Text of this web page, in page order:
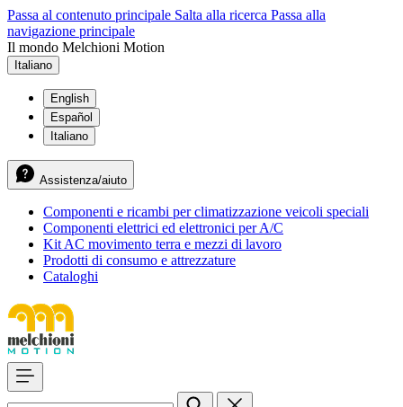
Passa al contenuto principale Salta alla ricerca Passa alla
navigazione principale
Il mondo Melchioni Motion
Italiano
English
Español
Italiano
Assistenza/aiuto
Componenti e ricambi per climatizzazione veicoli speciali
Componenti elettrici ed elettronici per A/C
Kit AC movimento terra e mezzi di lavoro
Prodotti di consumo e attrezzature
Cataloghi